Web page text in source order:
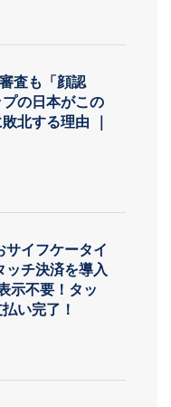
査も「顔認
の日本がこの
北する理由 ｜
イフケータイ
チ決済を導入
示不要！タッ
い完了！